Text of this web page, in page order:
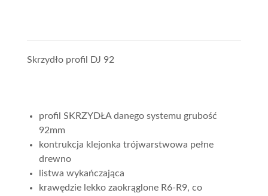
Skrzydło profil DJ 92
profil SKRZYDŁA danego systemu grubość
92mm
kontrukcja klejonka trójwarstwowa pełne
drewno
listwa wykańczająca
krawędzie lekko zaokrąglone R6-R9, co